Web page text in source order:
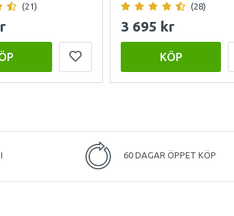
(21) (28)
3 695 kr
KÖP
60 DAGAR ÖPPET KÖP